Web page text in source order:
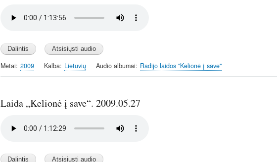
Metai 2009 Kalba Lietuvių Audio albumai Radijo laidos "Kelionė į save"
Laida „Kelionė į save“. 2009.05.27